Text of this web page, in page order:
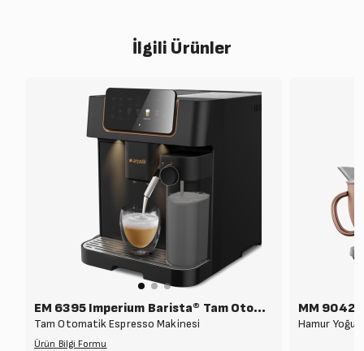
İlgili Ürünler
EM 6395 Imperium Barista® Tam Otomatik
Tam Otomatik Espresso Makinesi
Ürün Bilgi Formu
MM 9042
Hamur